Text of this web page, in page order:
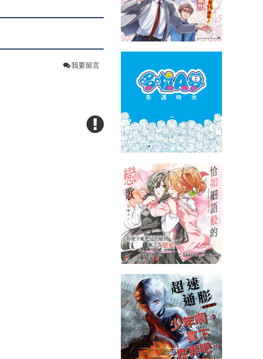
我要留言